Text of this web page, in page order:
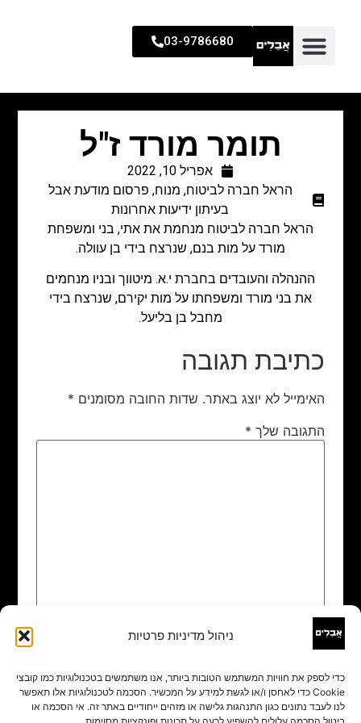
ניהול מדיניות פרטיות
כדי לספק את חוויות המשתמש הטובות ביותר, אנו משתמשים בטכנולוגיות כמו קובצי
Cookie כדי לאחסן ו/או לגשת למידע על המכשיר. הסכמה לטכנולוגיות אלו תאפשר
לנו לעבד נתונים כגון התנהגות גלישה או מזהים ייחודיים באתר זה. אי הסכמה או
03-9786680
תומר מורד ז"ל
אפריל 10, 2022
הראל חברה לביטוח, מנוח, פרסום מודעת אבל
בעיתון ידיעות אחרונות
הראל חברה לביטוח מנחמת את אתי, בני ומשפחת
מורד על מות בנם, שנרצח בידי בן עוולה.
ההנהלה והעובדים בחברת י.א. מיטווך ובניו מנחמים
את בני מורד ומשפחתו על מות יקירם, שנרצח בידי
מחבל בן בליעל.
כתיבת תגובה
האימייל לא יוצג באתר. שדות החובה מסומנים *
התגובה שלך *
שם
אימייל*